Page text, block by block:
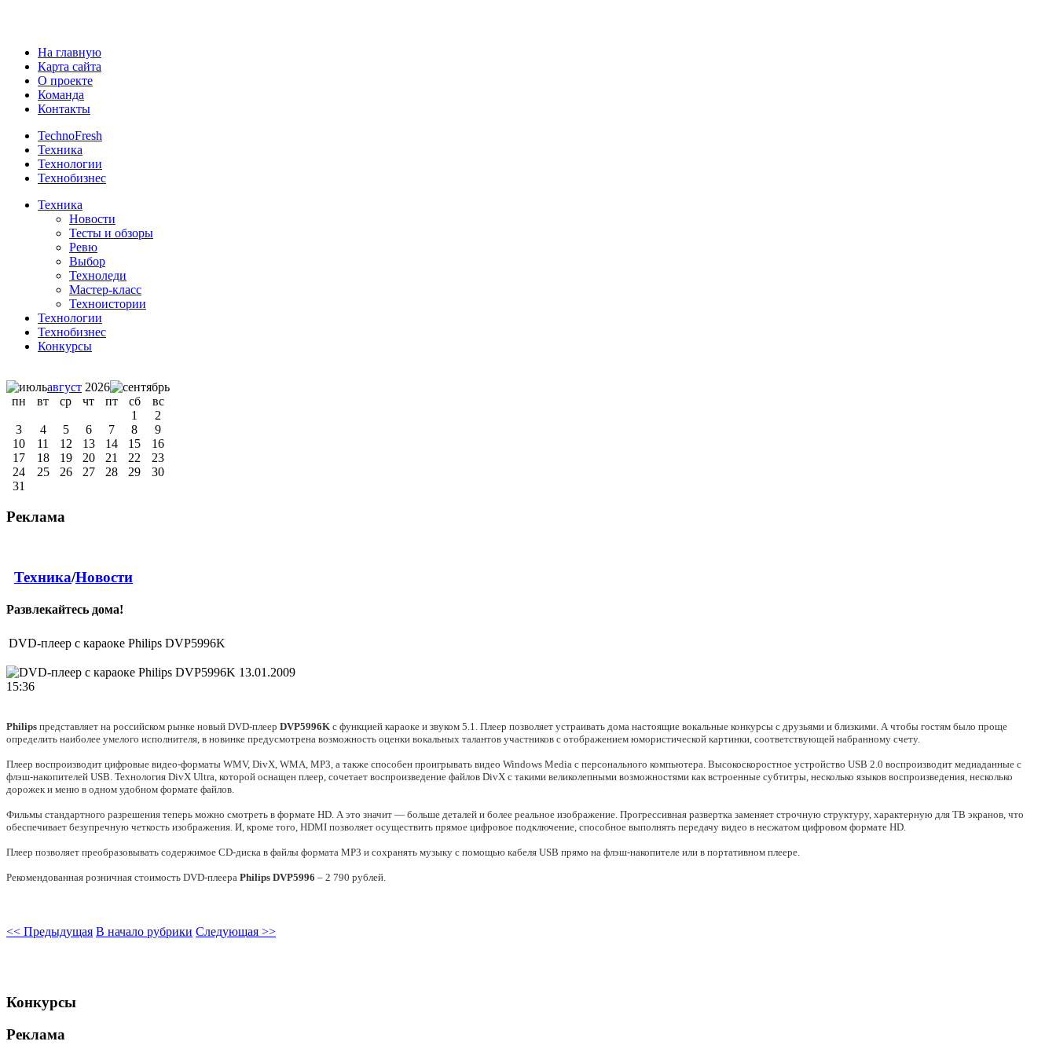
На главную
Карта сайта
О проекте
Команда
Контакты
TechnoFresh
Техника
Технологии
Технобизнес
Техника
Новости
Тесты и обзоры
Ревю
Выбор
Техноледи
Мастер-класс
Техноистории
Технологии
Технобизнес
Конкурсы
август 2026
пн
вт ср чт пт сб
вс
1
2
3
4 5 6 7 8
9
10
11 12 13 14 15
16
17
18 19 20 21 22
23
24
25 26 27 28 29
30
31
Реклама
Техника/Новости
Развлекайтесь дома!
DVD-плеер с караоке Philips DVP5996K
13.01.2009
15:36
Philips представляет на российском рынке новый DVD-плеер DVP5996K с функцией караоке и звуком 5.1. Плеер позволяет устраивать дома настоящие вокальные конкурсы с друзьями и близкими. А чтобы гостям было проще
определить наиболее умелого исполнителя, в новинке предусмотрена возможность оценки вокальных талантов участников с отображением юмористической картинки, соответствующей набранному счету.
Плеер воспроизводит цифровые видео-форматы WMV, DivX, WMA, MP3, а также способен проигрывать видео Windows Media с персонального компьютера. Высокоскоростное устройство USB 2.0 воспроизводит медиаданные с
флэш-накопителей USB. Технология DivX Ultra, которой оснащен плеер, сочетает воспроизведение файлов DivX с такими великолепными возможностями как встроенные субтитры, несколько языков воспроизведения, несколько
дорожек и меню в одном удобном формате файлов.
Фильмы стандартного разрешения теперь можно смотреть в формате HD. А это значит — больше деталей и более реальное изображение. Прогрессивная развертка заменяет строчную структуру, характерную для ТВ экранов, что
обеспечивает безупречную четкость изображения. И, кроме того, HDMI позволяет осуществить прямое цифровое подключение, способное выполнять передачу видео в несжатом цифровом формате HD.
Плеер позволяет преобразовывать содержимое CD-диска в файлы формата MP3 и сохранять музыку с помощью кабеля USB прямо на флэш-накопителе или в портативном плеере.
Рекомендованная розничная стоимость DVD-плеера Philips DVP5996 – 2 790 рублей.
<< Предыдущая В начало рубрики Следующая >>
Конкурсы
Реклама